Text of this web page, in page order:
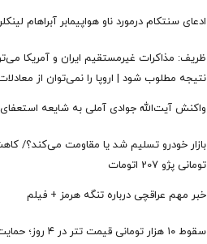
ادعای سنتکام درمورد ناو هواپیمابر آبراهام
ظریف: مذاکرات غیرمستقیم ایران و آمریکا
نتیجه مطلوب شود | اروپا را نمی‌توان از
مدیریت تنش با آمریکا پیش‌شرط گسترش
واکنش آیت‌الله جوادی آملی به شایعه
تومانی پژو 207 اتومات
خبر مهم عراقچی درباره تنگه هرمز + فیلم